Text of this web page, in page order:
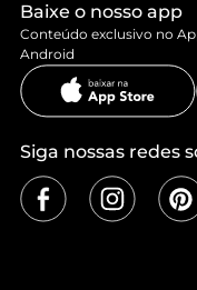
Baixe o nosso app
Conteúdo exclusivo no
Android
Siga nossas redes